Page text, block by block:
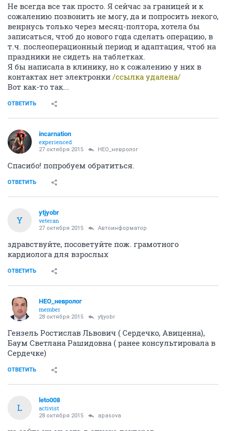
Не всегда все так просто. Я сейчас за границей и к
сожалению позвонить не могу, да и попросить некого,
венрнусь только через месяц-полтора, хотела бы
записаться, чтоб до нового года сделать операцию, в
т.ч. послеоперационный период и адаптация, чтоб на
праздники не сидеть на таблетках.
Я бы написала в клинику, но к сожалению у них в
контактах нет электронки /ссылка удалена/
Вот как-то так...
ОТВЕТИТЬ
incarnation
experienced
27 октября 2015 НЕО_невролог
Спасибо! попробуем обратиться.
ОТВЕТИТЬ
Y
ytjyobr
veteran
27 октября 2015 Автоинформатор
здравствуйте, посоветуйте пож. грамотного
кардиолога для взрослых
ОТВЕТИТЬ
НЕО_невролог
member
28 октября 2015 ytjyobr
Гензель Ростислав Львович ( Сердечко, Авиценна),
Баум Светлана Рашидовна ( ранее консультировала в
Сердечке)
ОТВЕТИТЬ
L
leto008
activist
28 октября 2015 apasova